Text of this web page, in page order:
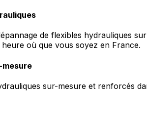
de flexibles hydrauliques
où que vous soyez en France.
sur-mesure et renforcés